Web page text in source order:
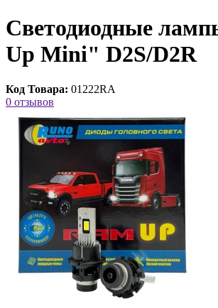
Светодиодные
Up Mini" D2S/D2R
Код Товара: 01222RA
0 отзывов